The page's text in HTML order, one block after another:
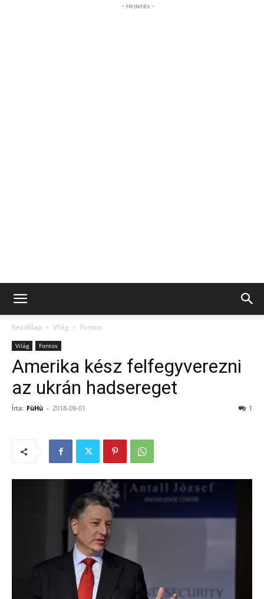
- Hirdetés -
Kezdőlap Világ Fontos
Világ Fontos
Amerika kész felfegyverezni
az ukrán hadsereget
Írta: FüHü - 2018-09-01 1